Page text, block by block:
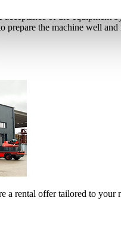
and do a full
acceptance of the
the machine well
a rental offer tailored to your